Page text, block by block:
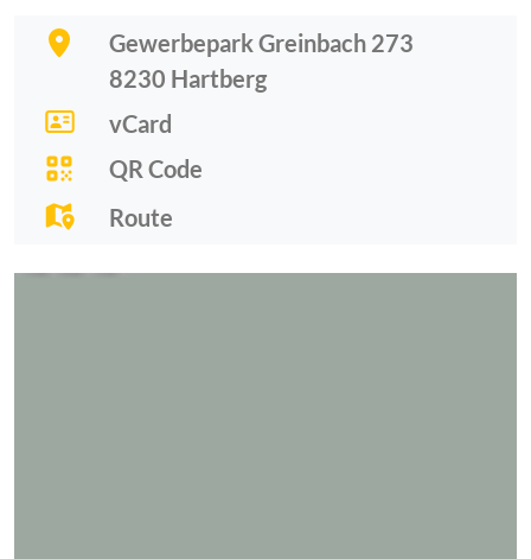
Gewerbepark Greinbach 273
8230 Hartberg
vCard
QR Code
Route